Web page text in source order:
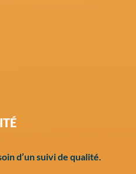
d’un suivi de qualité.